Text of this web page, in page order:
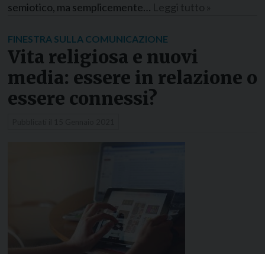
semiotico, ma semplicemente…
FINESTRA SULLA COMUNICAZIONE
Vita religiosa e nuovi
media: essere in relazione o
essere connessi?